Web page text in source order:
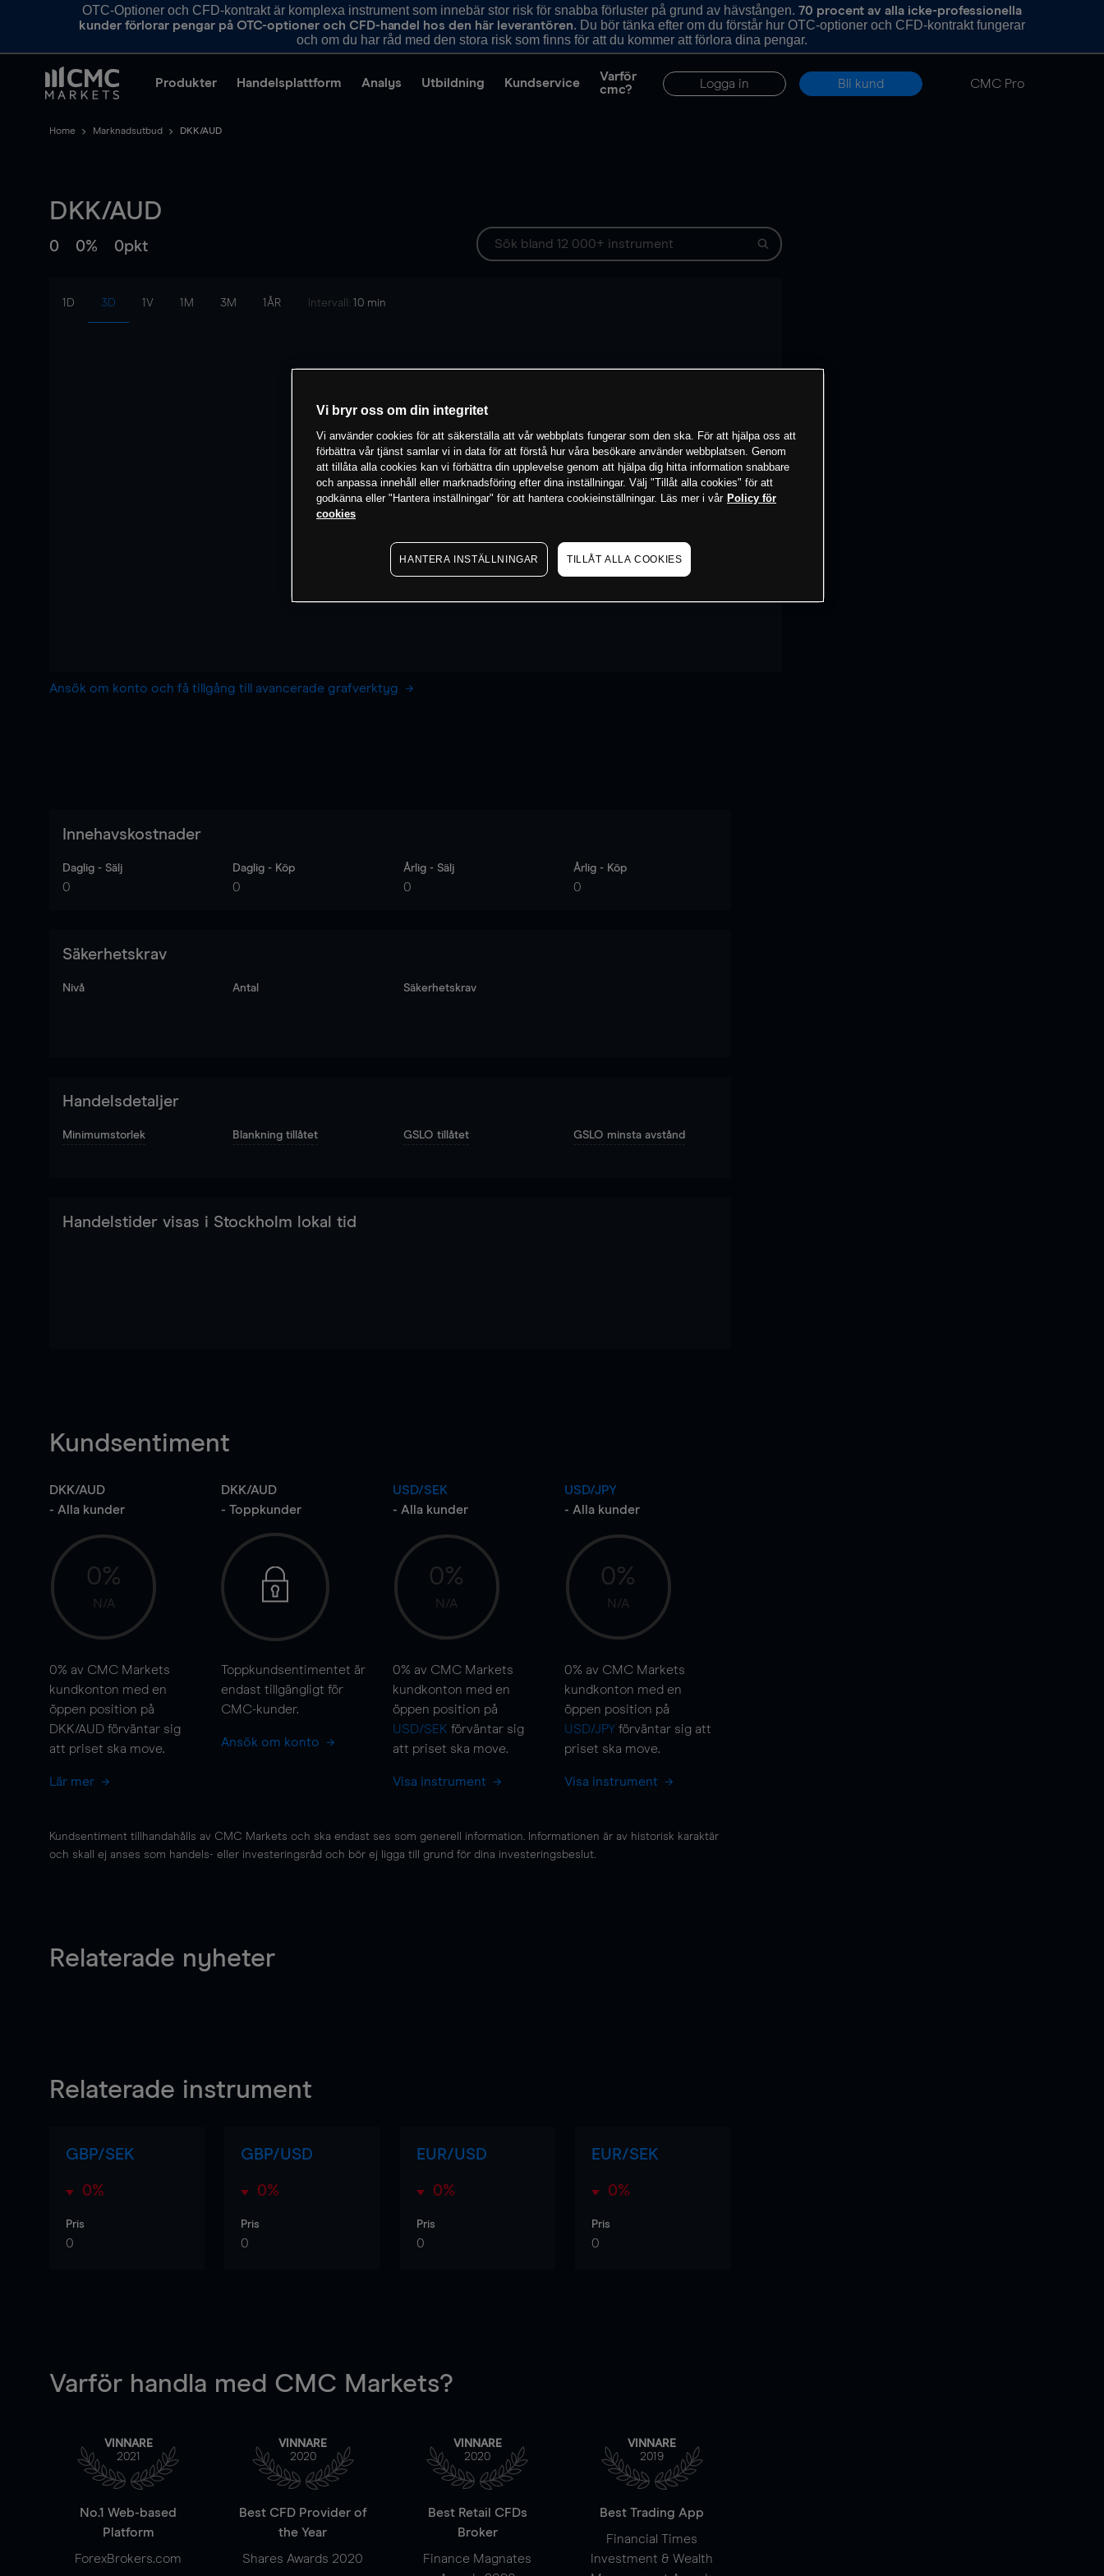
OTC-Optioner och CFD-kontrakt är komplexa instrument som innebär stor risk för snabba förluster på grund av hävstången. 70 procent av alla icke-professionella
kunder förlorar pengar på OTC-optioner och CFD-handel hos den här leverantören. Du bör tänka efter om du förstår hur OTC-optioner och CFD-kontrakt fungerar
och om du har råd med den stora risk som finns för att du kommer att förlora dina pengar.
Produkter Handelsplattform Analys Utbildning Kundservice
Varför
cmc?
Logga in Bli kund CMC Pro
Home Marknadsutbud DKK/AUD
DKK/AUD
0 0% 0pkt
1D 3D 1V 1M 3M 1ÅR Intervall: 10 min
Ansök om konto och få tillgång till avancerade grafverktyg
Innehavskostnader
Daglig - Sälj
0
Daglig - Köp
0
Årlig - Sälj
0
Årlig - Köp
0
Säkerhetskrav
Nivå Antal Säkerhetskrav
Handelsdetaljer
Minimumstorlek Blankning tillåtet GSLO tillåtet GSLO minsta avstånd
Handelstider visas i Stockholm lokal tid
Kundsentiment
DKK/AUD
- Alla kunder
0%
N/A
0% av CMC Markets
kundkonton med en
öppen position på
DKK/AUD förväntar sig
att priset ska move.
Lär mer
DKK/AUD
- Toppkunder
Toppkundsentimentet är
endast tillgängligt för
CMC-kunder.
Ansök om konto
USD/SEK
- Alla kunder
0%
N/A
0% av CMC Markets
kundkonton med en
öppen position på
USD/SEK förväntar sig
att priset ska move.
Visa instrument
USD/JPY
- Alla kunder
0%
N/A
0% av CMC Markets
kundkonton med en
öppen position på
USD/JPYförväntar sig att
priset ska move.
Visa instrument
Kundsentiment tillhandahålls av CMC Markets och ska endast ses som generell information. Informationen är av historisk karaktär
och skall ej anses som handels- eller investeringsråd och bör ej ligga till grund för dina investeringsbeslut.
Relaterade nyheter
Relaterade instrument
GBP/SEK
0%
Pris
0
GBP/USD
0%
Pris
0
EUR/USD
0%
Pris
0
EUR/SEK
0%
Pris
0
Varför handla med CMC Markets?
VINNARE
2021
No.1 Web-based
Platform
ForexBrokers.com
VINNARE
2020
Best CFD Provider of
the Year
Shares Awards 2020
VINNARE
2020
Best Retail CFDs
Broker
Finance Magnates
VINNARE
2019
Best Trading App
Financial Times
Investment & Wealth
Vi bryr oss om din integritet
Vi använder cookies för att säkerställa att vår webbplats fungerar som den ska. För att hjälpa oss att
förbättra vår tjänst samlar vi in data för att förstå hur våra besökare använder webbplatsen. Genom
att tillåta alla cookies kan vi förbättra din upplevelse genom att hjälpa dig hitta information snabbare
och anpassa innehåll eller marknadsföring efter dina inställningar. Välj "Tillåt alla cookies" för att
godkänna eller "Hantera inställningar" för att hantera cookieinställningar. Läs mer i vår Policy för
cookies
HANTERA INSTÄLLNINGAR TILLÅT ALLA COOKIES